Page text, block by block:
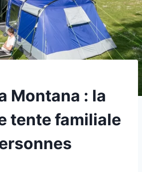
Montana : la
tente familiale